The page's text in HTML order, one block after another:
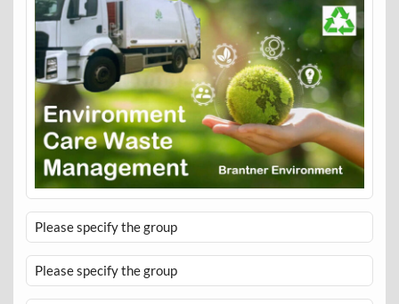
Please specify the group
Please specify the group